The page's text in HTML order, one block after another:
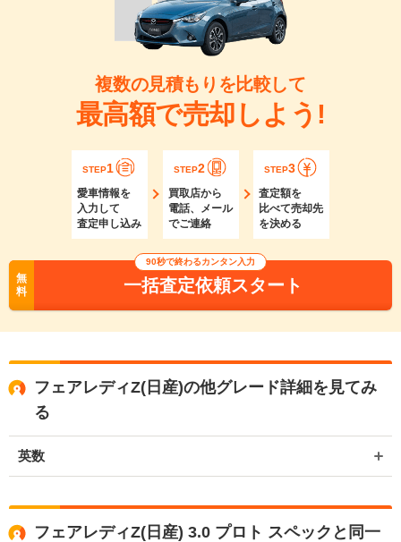
複数の見積もりを比較して
最高額で売却しよう!
STEP1
愛車情報を
入力して
査定申し込み
STEP2
買取店から
電話、メール
でご連絡
STEP3
査定額を
比べて売却先
を決める
無
料
90秒で終わるカンタン入力
一括査定依頼スタート
フェアレディZ(日産)の他グレード詳細を見てみ
る
英数
フェアレディZ(日産) 3.0 プロト スペックと同一